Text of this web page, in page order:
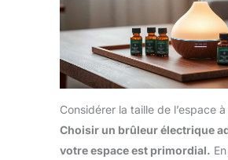
Considérer la taille de l’espace
Choisir un brûleur électrique
votre espace est primordial.